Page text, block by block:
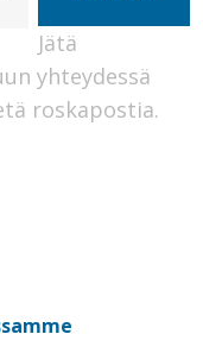
Jätä
yhteydessä
roskapostia.